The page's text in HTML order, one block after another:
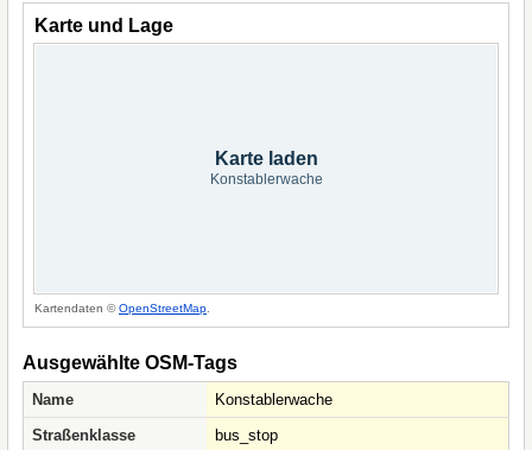
Karte und Lage
Karte laden
Konstablerwache
Kartendaten ©OpenStreetMap
Ausgewählte OSM-Tags
Name
Konstablerwache
Straßenklasse
bus_stop